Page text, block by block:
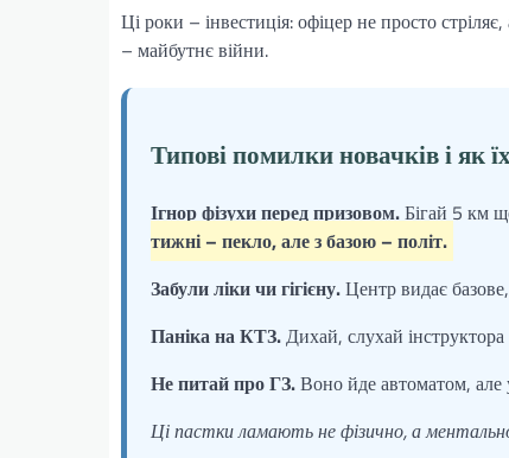
Ці роки – інвестиція: офіцер не просто
– майбутнє війни.
Типові помилки новачків і як
Ігнор фізухи перед призовом.Бігай 5 км
тижні – пекло, але з базою – політ.
Забули ліки чи гігієну.Центр видає
Паніка на КТЗ.Дихай, слухай
Не питай про ГЗ.Воно йде автоматом,
Ці пастки ламають не фізично, а